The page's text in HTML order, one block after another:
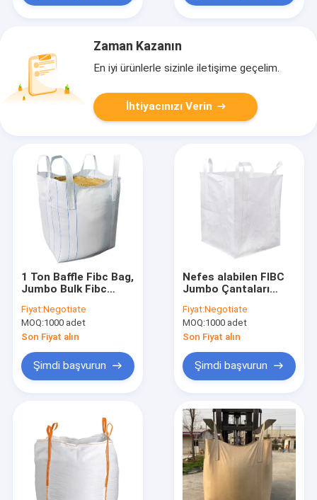
Zaman Kazanın
En iyi ürünlerle sizinle iletişime geçelim.
İhtiyacınızı Verin
1 Ton Baffle Fibc Bag,
Jumbo Bulk Fibc
Sand / Cement
Fiyat:Negotiate
MOQ:1000 adet
Son Fiyat alın
Şimdi başvurun
Nefes alabilen FIBC
Jumbo Çantaları
Süper Çanta 1 Ton
1.5 Ton
Fiyat:Negotiate
MOQ:1000 adet
Son Fiyat alın
Şimdi başvurun